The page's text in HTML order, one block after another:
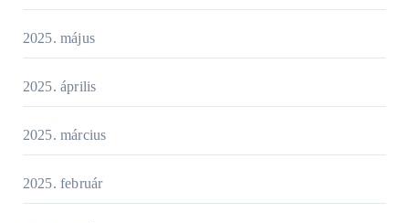
2025. május
2025. április
2025. március
2025. február